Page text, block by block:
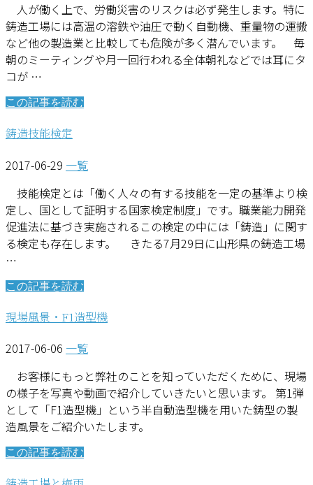
人が働く上で、労働災害のリスクは必ず発生します。特に
鋳造工場には高温の溶鉄や油圧で動く自動機、重量物の運搬
など他の製造業と比較しても危険が多く潜んでいます。 毎
朝のミーティングや月一回行われる全体朝礼などでは耳にタ
コが …
この記事を読む
鋳造技能検定
2017-06-29 一覧
技能検定とは「働く人々の有する技能を一定の基準より検
定し、国として証明する国家検定制度」です。職業能力開発
促進法に基づき実施されるこの検定の中には「鋳造」に関す
る検定も存在します。 きたる7月29日に山形県の鋳造工場
…
この記事を読む
現場風景・F1造型機
2017-06-06 一覧
お客様にもっと弊社のことを知っていただくために、現場
の様子を写真や動画で紹介していきたいと思います。 第1弾
として「F1造型機」という半自動造型機を用いた鋳型の製
造風景をご紹介いたします。
この記事を読む